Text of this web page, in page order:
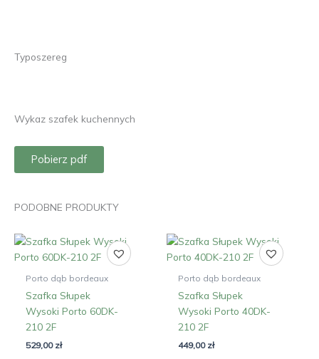
Typoszereg
Wykaz szafek kuchennych
Pobierz pdf
PODOBNE PRODUKTY
Porto dąb bordeaux
Szafka Słupek
Wysoki Porto 60DK-
210 2F
529,00 zł
Porto dąb bordeaux
Szafka Słupek
Wysoki Porto 40DK-
210 2F
449,00 zł